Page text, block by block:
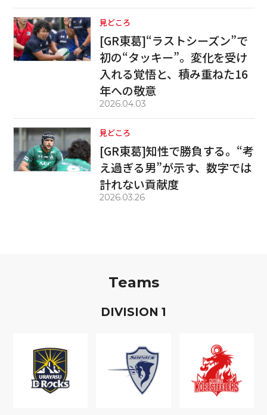
見どころ
[GR東葛]“ラストシーズン”で
初の“タッキー”。変化を受け
入れる覚悟と、積み重ねた16
年への敬意
2026.04.03
見どころ
[GR東葛]知性で勝負する。“考
え過ぎる男”が示す、数字では
計れない貢献度
2026.03.26
Teams
DIVISION 1